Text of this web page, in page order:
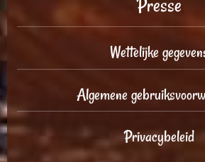
Presse
Wettelijke
Algemene
Privacybeleid